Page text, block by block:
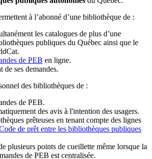
à l’abonné d’une bibliothèque de :
les catalogues de plus d’une
publiques du Québec ainsi que le
de PEB en ligne.
de ses demandes.
des bibliothèques de :
de PEB.
des avis à l'intention des usagers.
prêteuses en tenant compte des lignes
de prêt entre les bibliothèques publiques
plusieurs points de cueillette même lorsque la
de PEB est centralisée.